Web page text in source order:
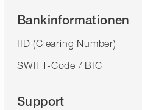
Bankinformationen
IID (Clearing Number)
SWIFT-Code / BIC
Support